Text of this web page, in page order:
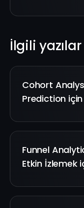
İlgili yazılar
Cohort
Prediction için
Funnel
Etkin İzlemek